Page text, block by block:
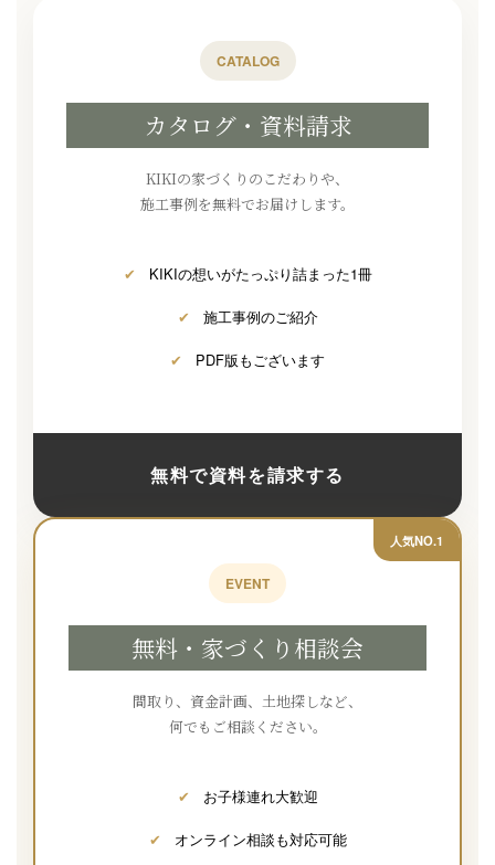
CATALOG
カタログ・資料請求
KIKIの家づくりのこだわりや、
施工事例を無料でお届けします。
✔ KIKIの想いがたっぷり詰まった1冊
✔ 施工事例のご紹介
✔ PDF版もございます
無料で資料を請求する
人気NO.1
EVENT
無料・家づくり相談会
間取り、資金計画、土地探しなど、
何でもご相談ください。
✔ お子様連れ大歓迎
✔ オンライン相談も対応可能